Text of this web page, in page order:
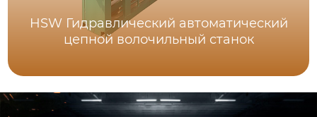
HSW Гидравлический автоматический
цепной волочильный станок